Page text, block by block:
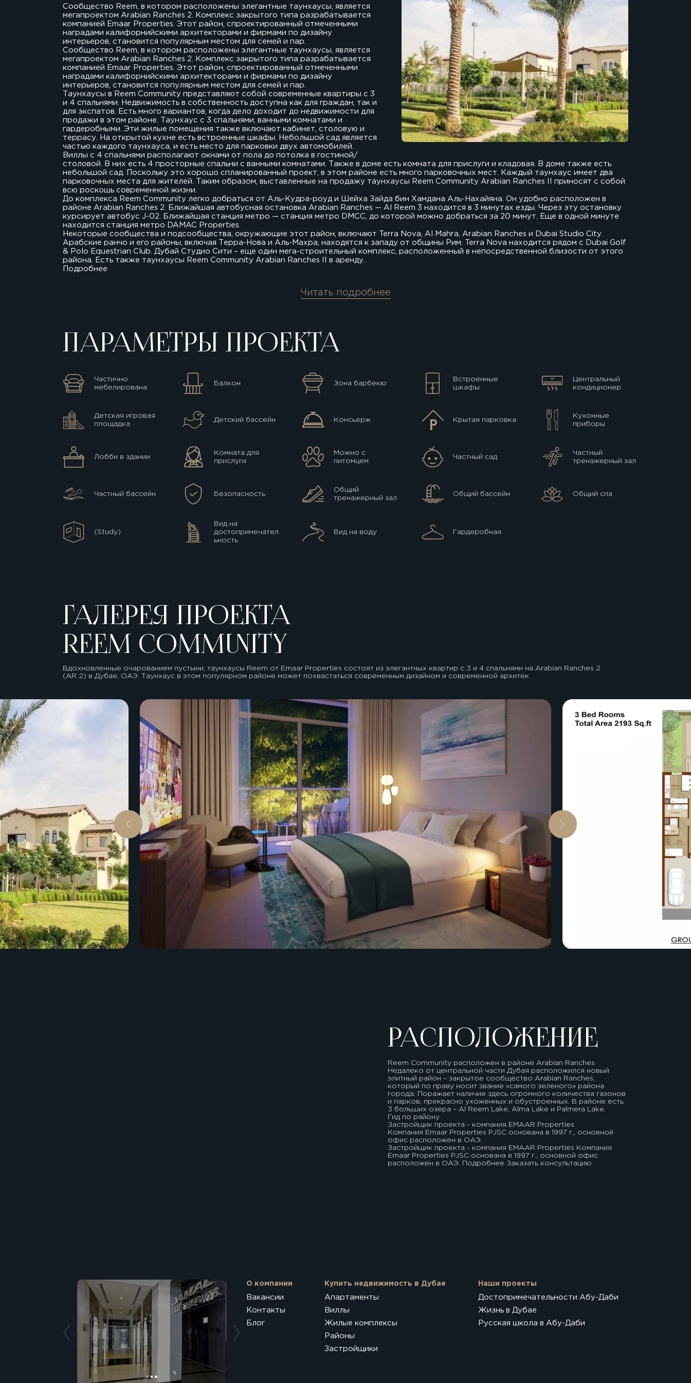
Сообщество Reem, в котором расположены элегантные таунхаусы, является
мегапроектом Arabian Ranches 2. Комплекс закрытого типа разрабатывается
компанией Emaar Properties. Этот район, спроектированный отмеченными
наградами калифорнийскими архитекторами и фирмами по дизайну
интерьеров, становится популярным местом для семей и пар.
Сообщество Reem, в котором расположены элегантные таунхаусы, является
мегапроектом Arabian Ranches 2. Комплекс закрытого типа разрабатывается
компанией Emaar Properties. Этот район, спроектированный отмеченными
наградами калифорнийскими архитекторами и фирмами по дизайну
интерьеров, становится популярным местом для семей и пар.
Таунхаусы в Reem Community представляют собой современные квартиры с 3
и 4 спальнями. Недвижимость в собственность доступна как для граждан, так и
для экспатов. Есть много вариантов, когда дело доходит до недвижимости для
продажи в этом районе. Таунхаус с 3 спальнями, ванными комнатами и
гардеробными. Эти жилые помещения также включают кабинет, столовую и
террасу. На открытой кухне есть встроенные шкафы. Небольшой сад является
частью каждого таунхауса, и есть место для парковки двух автомобилей.
Виллы с 4 спальнями располагают окнами от пола до потолка в гостиной/
столовой. В них есть 4 просторные спальни с ванными комнатами. Также в доме есть комната для прислуги и кладовая. В доме также есть
небольшой сад. Поскольку это хорошо спланированный проект, в этом районе есть много парковочных мест. Каждый таунхаус имеет два
парковочных места для жителей. Таким образом, выставленные на продажу таунхаусы Reem Community Arabian Ranches II приносят с собой
всю роскошь современной жизни.
До комплекса Reem Community легко добраться от Аль-Кудра-роуд и Шейха Зайда бин Хамдана Аль-Нахайяна. Он удобно расположен в
районе Arabian Ranches 2. Ближайшая автобусная остановка Arabian Ranches — Al Reem 3 находится в 3 минутах езды. Через эту остановку
курсирует автобус J-02. Ближайшая станция метро — станция метро DMCC, до которой можно добраться за 20 минут. Еще в одной минуте
находится станция метро DAMAC Properties.
Некоторые сообщества и подсообщества, окружающие этот район, включают Terra Nova, Al Mahra, Arabian Ranches и Dubai Studio City.
Арабские ранчо и его районы, включая Терра-Нова и Аль-Махра, находятся к западу от общины Рим. Terra Nova находится рядом с Dubai Golf
& Polo Equestrian Club. Дубай Студио Сити – еще один мега-строительный комплекс, расположенный в непосредственной близости от этого
района. Есть также таунхаусы Reem Community Arabian Ranches II в аренду.
Подробнее
Читать подробнее
ПАРАМЕТРЫ ПРОЕКТА
Частично
мебелирована
Балкон Зона барбекю
Встроенные
шкафы
Центральный
кондиционер
Детская игровая
площадка
Детский бассейн Консьерж Крытая парковка
Кухонные
приборы
Лобби в здании
Комната для
прислуги
Можно с
питомцем
Частный сад
Частный
тренажерный зал
Частный бассейн Безопасность
Общий
тренажерный зал
Общий бассейн Общий спа
(Study)
Вид на
достопримечател
ьность
Вид на воду Гардеробная
ГАЛЕРЕЯ ПРОЕКТА
REEM COMMUNITY
Вдохновленные очарованием пустыни, таунхаусы Reem от Emaar Properties состоят из элегантных квартир с 3 и 4 спальнями на Arabian Ranches 2
(AR 2) в Дубае, ОАЭ. Таунхаус в этом популярном районе может похвастаться современным дизайном и современной архитек
РАСПОЛОЖЕНИЕ
Reem Community расположен в районе Arabian Ranches
Недалеко от центральной части Дубая расположился новый
элитный район – закрытое сообщество Arabian Ranches,
который по праву носит звание «самого зеленого» района
города. Поражает наличие здесь огромного количества газонов
и парков, прекрасно ухоженных и обустроенных. В районе есть
3 больших озера – Al Reem Lake, Alma Lake и Palmera Lake.
Гид по району
Застройщик проекта - компания EMAAR Properties
Компания Emaar Properties PJSC основана в 1997 г., основной
офис расположен в ОАЭ.
Застройщик проекта - компания EMAAR Properties Компания
Emaar Properties PJSC основана в 1997 г., основной офис
расположен в ОАЭ. Подробнее Заказать консультацию
О компании
Вакансии
Контакты
Блог
Купить недвижимость в Дубае
Апартаменты
Виллы
Жилые комплексы
Районы
Застройщики
Наши проекты
Достопримечательности Абу-Даби
Жизнь в Дубае
Русская школа в Абу-Даби